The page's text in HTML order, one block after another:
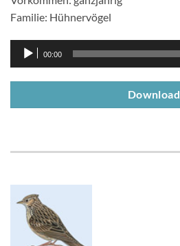
Familie: Hühnervögel
Audio-
Player
00:00
Download